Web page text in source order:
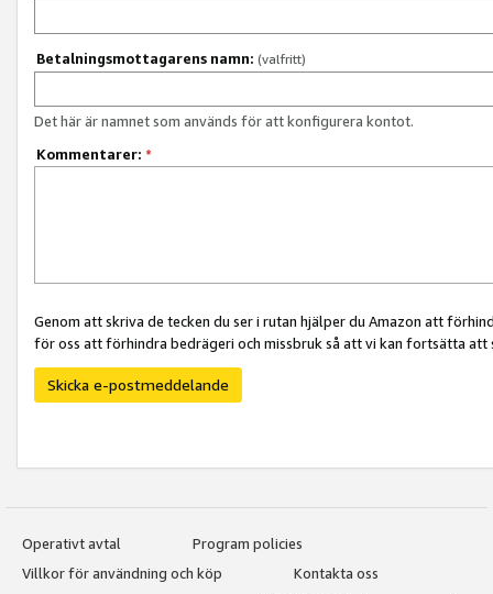
Betalningsmottagarens namn: (valfritt)
Det här är namnet som används för att konfigurera kontot.
Kommentarer: *
Genom att skriva de tecken du ser i rutan hjälper du Amazon att
för oss att förhindra bedrägeri och missbruk så att vi kan fortsätta
Skicka e-postmeddelande
Operativt avtal
Program policies
Villkor för användning och köp
Kontakta oss